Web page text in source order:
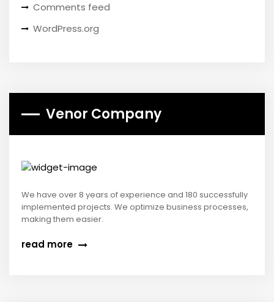
Comments feed
WordPress.org
Venor Company
We have over 8 years of experience and 180 successfully
implemented projects. We optimize business processes,
making them easier.
read more